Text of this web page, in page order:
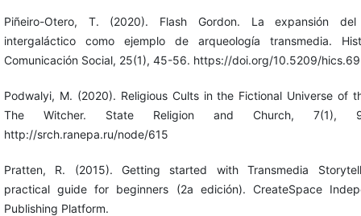
Piñeiro-Otero, T. (2020). Flash Gordon. La expansión del
intergaláctico como ejemplo de arqueología transmedia.
Comunicación Social, 25(1), 45-56. https://doi.org/10.5209/
Podwalyi, M. (2020). Religious Cults in the Fictional Universe of
The Witcher. State Religion and Church, 7(1),
http://srch.ranepa.ru/node/615
Pratten, R. (2015). Getting started with Transmedia
practical guide for beginners (2a edición). CreateSpace
Publishing Platform.